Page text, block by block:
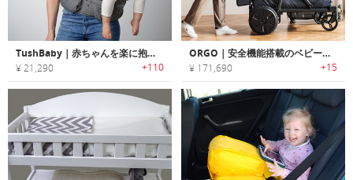
TushBaby｜赤ちゃんを楽に抱っこできる育児用ウエストシートバッグ「トゥッシュベビー」
¥ 21,290 +110
ORGO｜安全機能搭載のベビーカーとしても使える電動ワゴン「オーゴー」
¥ 171,690 +15